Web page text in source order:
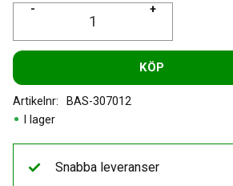
+
-
KÖP
I lager
Artikelnr BAS-307012
Snabba leveranser